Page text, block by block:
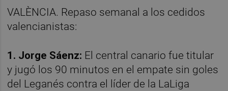
VALÈNCIA. Repaso semanal a los cedidos
valencianistas:
1. Jorge Sáenz: El central canario fue titular
y jugó los 90 minutos en el empate sin goles
del Leganés contra el líder de la LaLiga